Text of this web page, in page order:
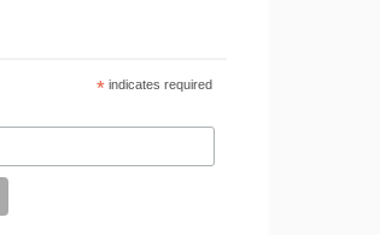
* indicates required